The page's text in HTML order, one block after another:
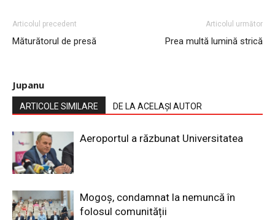
Articolul precedent
Măturătorul de presă
Articolul următor
Prea multă lumină strică
Jupanu
ARTICOLE SIMILARE DE LA ACELAȘI AUTOR
Aeroportul a răzbunat Universitatea
Mogoș, condamnat la nemuncă în
folosul comunității